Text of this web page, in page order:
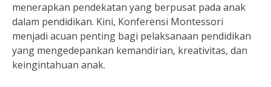
menerapkan pendekatan yang berpusat pada anak
dalam pendidikan. Kini, Konferensi Montessori
menjadi acuan penting bagi pelaksanaan pendidikan
yang mengedepankan kemandirian, kreativitas, dan
keingintahuan anak.